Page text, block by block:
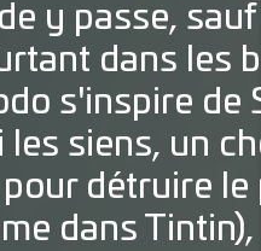
y passe,
dans les
s'inspire de
les siens, un
détruire le
dans